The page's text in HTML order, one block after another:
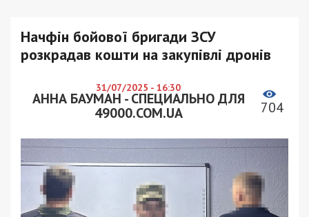
Начфін бойової бригади ЗСУ
розкрадав кошти на закупівлі дронів
31/07/2025 - 16:30
АННА БАУМАН - СПЕЦИАЛЬНО ДЛЯ
49000.COM.UA
704